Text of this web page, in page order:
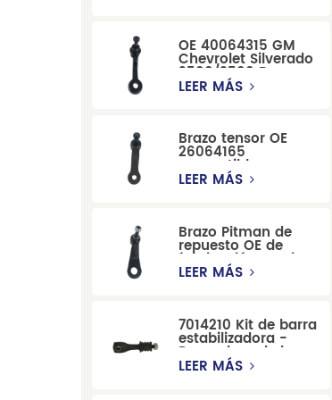
OE 40064315 GM
Chevrolet Silverado
2500/3500 Brazo
tensor para una
LEER MÁS
Brazo tensor OE
26064165
compatible con
modelos Cadillac
LEER MÁS
Brazo Pitman de
repuesto OE de
fabricación precisa
12479051, fabricado
Cadillac, Chevrolet
y Hummer.
LEER MÁS
7014210 Kit de barra
estabilizadora -
Reemplazo de barra
estabilizadora de
LEER MÁS